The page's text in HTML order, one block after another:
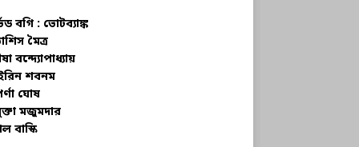
বগি : ভোটব্যাঙ্ক
মৈত্র
বন্দ্যোপাধ্যায়
শবনম
ঘোষ
মজুমদার
বাস্কি